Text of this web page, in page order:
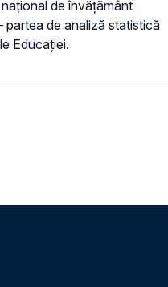
de învățământ
partea de analiză statistică
Educației.